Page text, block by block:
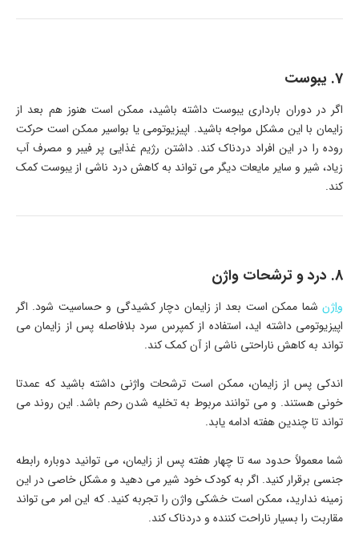
7. یبوست
اگر در دوران بارداری یبوست داشته باشید، ممکن است هنوز هم بعد از
زایمان با این مشکل مواجه باشید. اپیزیوتومی یا بواسیر ممکن است حرکت
روده را در این افراد دردناک کند. داشتن رژیم غذایی پر فیبر و مصرف آب
زیاد، شیر و سایر مایعات دیگر می تواند به کاهش درد ناشی از یبوست کمک
کند.
8. درد و ترشحات واژن
واژن شما ممکن است بعد از زایمان دچار کشیدگی و حساسیت شود. اگر
اپیزیوتومی داشته اید، استفاده از کمپرس سرد بلافاصله پس از زایمان می
تواند به کاهش ناراحتی ناشی از آن کمک کند.
اندکی پس از زایمان، ممکن است ترشحات واژنی داشته باشید که عمدتا
خونی هستند. و می توانند مربوط به تخلیه شدن رحم باشد. این روند می
تواند تا چندین هفته ادامه یابد.
شما معمولاً حدود سه تا چهار هفته پس از زایمان، می توانید دوباره رابطه
جنسی برقرار کنید. اگر به کودک خود شیر می دهید و مشکل خاصی در این
زمینه ندارید، ممکن است خشکی واژن را تجربه کنید. که این امر می تواند
مقاربت را بسیار ناراحت کننده و دردناک کند.